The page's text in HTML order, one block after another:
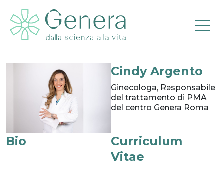
Cindy Argento
Ginecologa, Responsabile
del trattamento di PMA
del centro Genera Roma
Bio
Curriculum
Vitae